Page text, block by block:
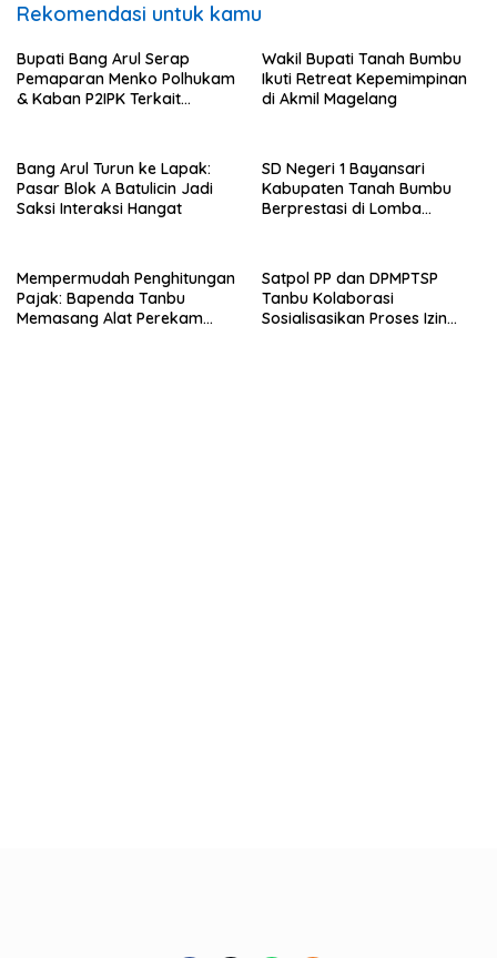
Rekomendasi untuk kamu
Bupati Bang Arul Serap
Pemaparan Menko Polhukam
& Kaban P2IPK Terkait
Wakil Bupati Tanah Bumbu
Ikuti Retreat Kepemimpinan
di Akmil Magelang
Bang Arul Turun ke Lapak:
Pasar Blok A Batulicin Jadi
Saksi Interaksi Hangat
SD Negeri 1 Bayansari
Kabupaten Tanah Bumbu
Berprestasi di Lomba
Mempermudah Penghitungan
Pajak: Bapenda Tanbu
Memasang Alat Perekam
Satpol PP dan DPMPTSP
Tanbu Kolaborasi
Sosialisasikan Proses Izin